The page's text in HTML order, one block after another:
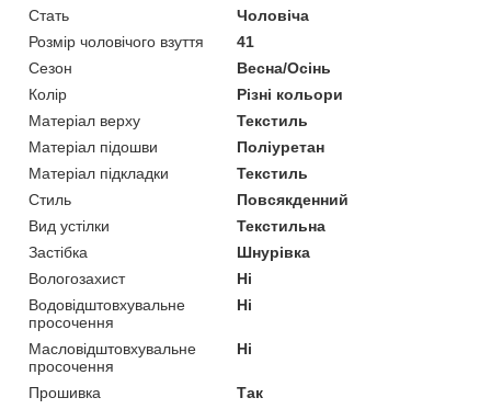
Стать
Чоловіча
Розмір чоловічого взуття
41
Сезон
Весна/Осінь
Колір
Різні кольори
Матеріал верху
Текстиль
Матеріал підошви
Поліуретан
Матеріал підкладки
Текстиль
Стиль
Повсякденний
Вид устілки
Текстильна
Застібка
Шнурівка
Вологозахист
Ні
Водовідштовхувальне
просочення
Ні
Масловідштовхувальне
просочення
Ні
Прошивка
Так